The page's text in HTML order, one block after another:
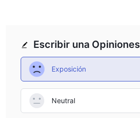
Escribir una Opiniones
Exposición
Neutral